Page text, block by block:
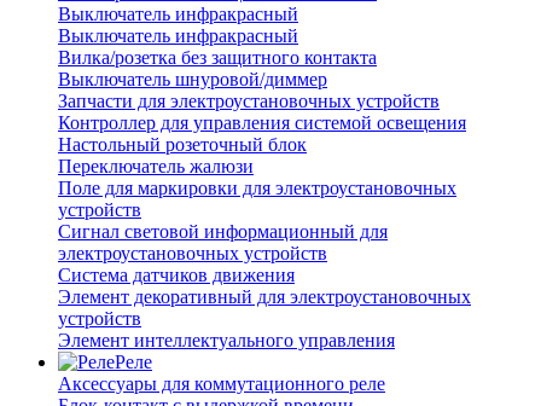
Выключатель инфракрасный
Выключатель инфракрасный
Вилка/розетка без защитного контакта
Выключатель шнуровой/диммер
Запчасти для электроустановочных устройств
Контроллер для управления системой освещения
Настольный розеточный блок
Переключатель жалюзи
Поле для маркировки для электроустановочных
устройств
Сигнал световой информационный для
электроустановочных устройств
Система датчиков движения
Элемент декоративный для электроустановочных
устройств
Элемент интеллектуального управления
Реле
Аксессуары для коммутационного реле